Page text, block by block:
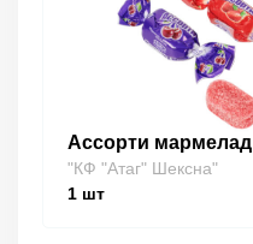
Ассорти мармелад
"КФ "Атаг" Шексна"
1 шт